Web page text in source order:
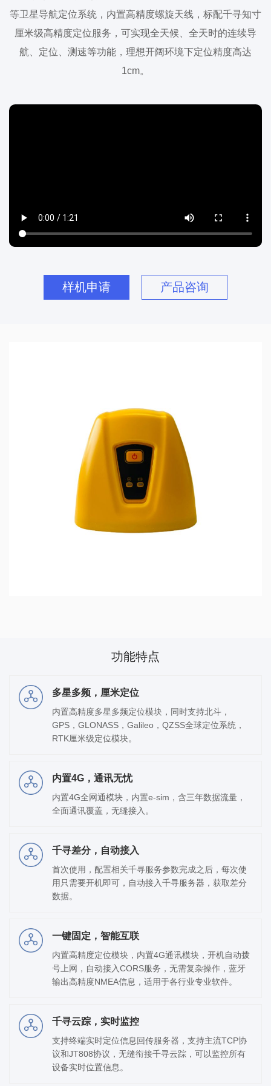
等卫星导航定位系统，内置高精度螺旋天线，标配千寻知寸
厘米级高精度定位服务，可实现全天候、全天时的连续导
航、定位、测速等功能，理想开阔环境下定位精度高达
1cm。
样机申请 产品咨询
功能特点
多星多频，厘米定位
内置高精度多星多频定位模块，同时支持北斗，
GPS，GLONASS，Galileo，QZSS全球定位系统，
RTK厘米级定位模块。
内置4G，通讯无忧
内置4G全网通模块，内置e-sim，含三年数据流量，
全面通讯覆盖，无缝接入。
千寻差分，自动接入
首次使用，配置相关千寻服务参数完成之后，每次使
用只需要开机即可，自动接入千寻服务器，获取差分
数据。
一键固定，智能互联
内置高精度定位模块，内置4G通讯模块，开机自动拨
号上网，自动接入CORS服务，无需复杂操作，蓝牙
输出高精度NMEA信息，适用于各行业专业软件。
千寻云踪，实时监控
支持终端实时定位信息回传服务器，支持主流TCP协
议和JT808协议，无缝衔接千寻云踪，可以监控所有
设备实时位置信息。